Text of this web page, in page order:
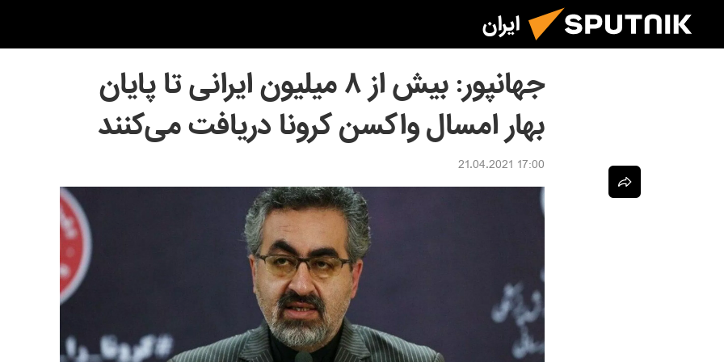
ایران
جهانپور: بیش از ۸ میلیون ایرانی تا پایان
بهار امسال واکسن کرونا دریافت می‌کنند
17:00 21.04.2021